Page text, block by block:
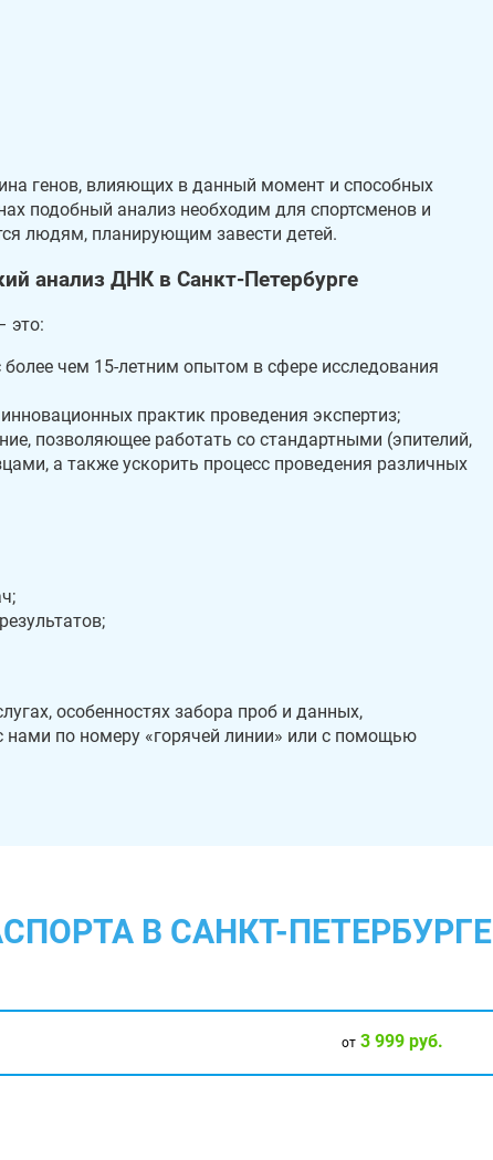
генов, влияющих в данный момент и способных
подобный анализ необходим для спортсменов и
людям, планирующим завести детей.
анализ ДНК в Санкт-Петербурге
это:
чем 15-летним опытом в сфере исследования
практик проведения экспертиз;
позволяющее работать со стандартными (эпителий,
а также ускорить процесс проведения различных
особенностях забора проб и данных,
нами по номеру «горячей линии» или с помощью
В САНКТ-ПЕТЕРБУРГЕ
от3 999 руб.